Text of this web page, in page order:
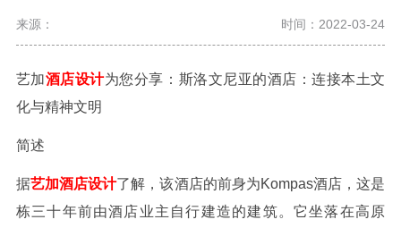
来源： 时间：2022-03-24
艺加酒店设计为您分享： 斯洛文尼亚的酒店：连接本土文
化与精神文明
简述
据艺加酒店设计了解，该酒店的前身为Kompas酒店，这是
栋三十年前由酒店业主自行建造的建筑。它坐落在高原